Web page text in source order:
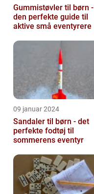
Gummistøvler til børn -
den perfekte guide til
aktive små eventyrere
09 januar 2024
Sandaler til børn - det
perfekte fodtøj til
sommerens eventyr